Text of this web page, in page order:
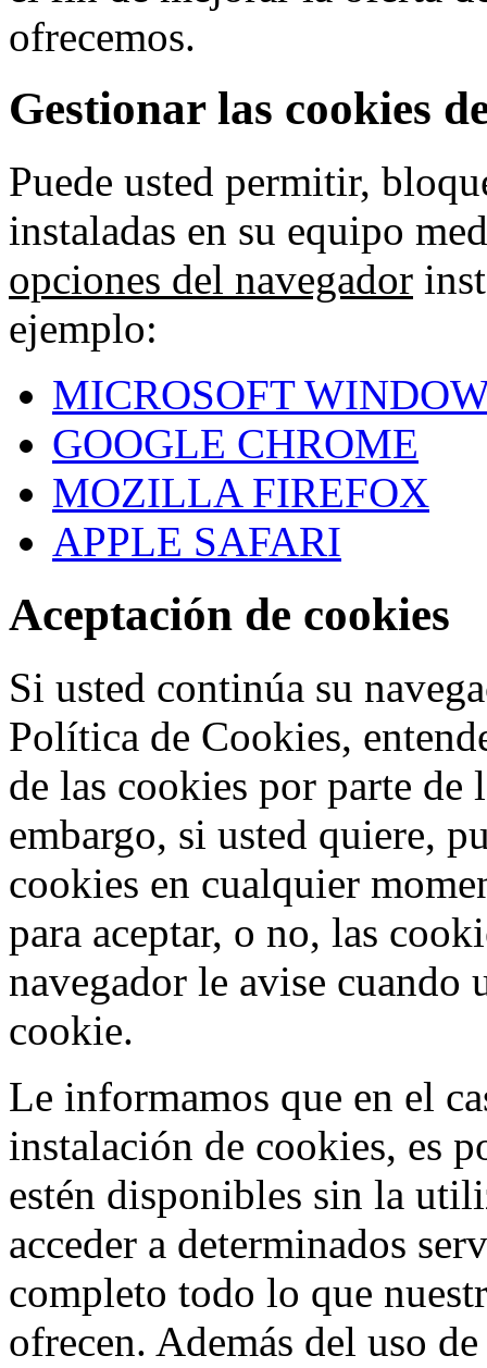
ofrecemos.
Gestionar las cookies
Puede usted permitir,
instaladas en su equipo
opciones del navegador
ejemplo:
MICROSOFT
GOOGLE CHROME
MOZILLA FIREFOX
APPLE SAFARI
Aceptación de cookies
Si usted continúa su
Política de Cookies,
de las cookies por parte
embargo, si usted quiere,
cookies en cualquier
para aceptar, o no, las
navegador le avise cuando
cookie.
Le informamos que en el
instalación de cookies, es
estén disponibles sin la
acceder a determinados
completo todo lo que
ofrecen. Además del uso